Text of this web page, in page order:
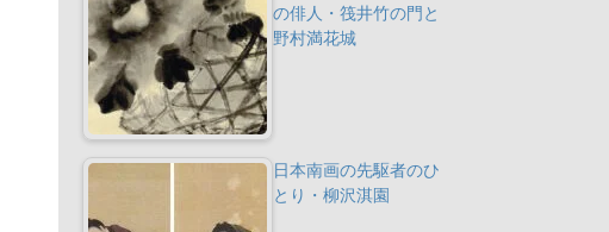
の俳人・筏井竹の門と
野村満花城
日本南画の先駆者のひ
とり・柳沢淇園